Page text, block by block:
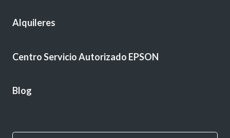
Alquileres
Centro Servicio Autorizado EPSON
Blog